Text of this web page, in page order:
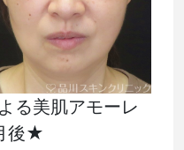
る美肌アモーレ
後★